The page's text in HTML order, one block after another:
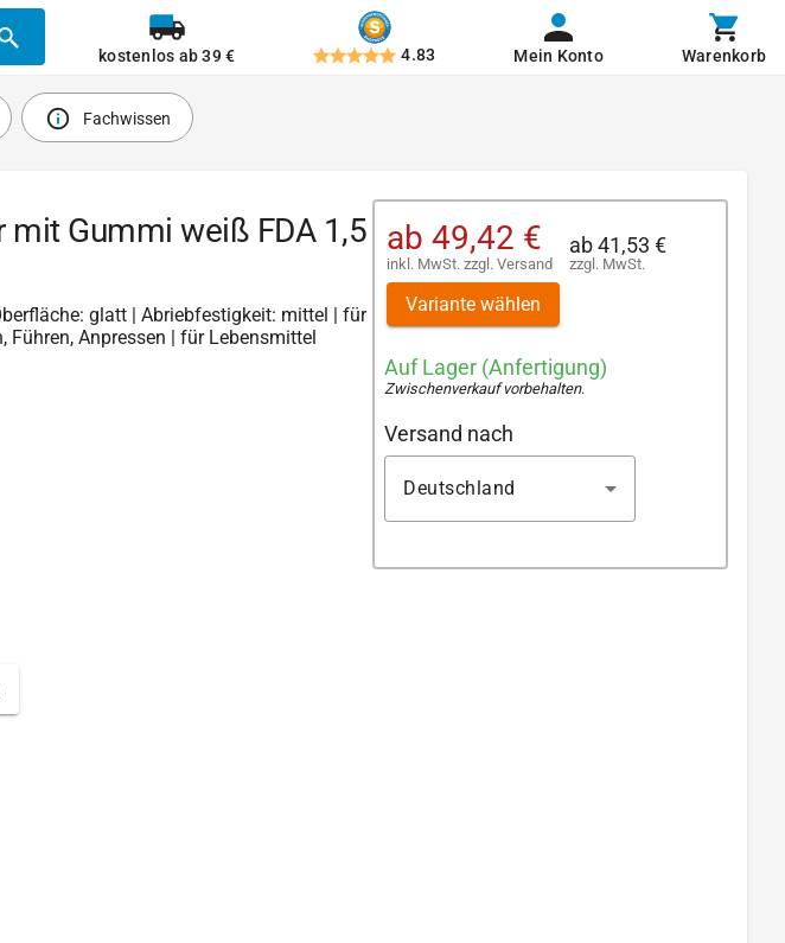
kostenlos ab 39 € 4.83 Mein Konto Warenkorb
Fachwissen
mit Gummi weiß FDA 1,5
glatt | Abriebfestigkeit: mittel | für
Führen, Anpressen | für Lebensmittel
ab 49,42 €
inkl. MwSt. zzgl. Versand
ab41,53 €
zzgl. MwSt.
Variante wählen
Auf Lager (Anfertigung)
Zwischenverkauf vorbehalten.
Versand nach
Deutschland